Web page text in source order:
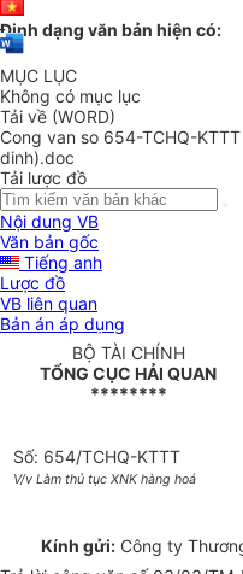
Định dạng văn bản hiện có:
MỤC LỤC
Không có mục lục
Tải về (WORD)
Cong van so 654-TCHQ-
dinh).doc
Tải lược đồ
Nội dung VB
Văn bản gốc
Tiếng anh
Lược đồ
VB liên quan
Bản án áp dụng
BỘ TÀI CHÍNH
TỔNG CỤC HẢI QUAN
********
Số: 654/TCHQ-KTTT
V/v Làm thủ tục XNK hàng hoá
Kính gửi:Công ty